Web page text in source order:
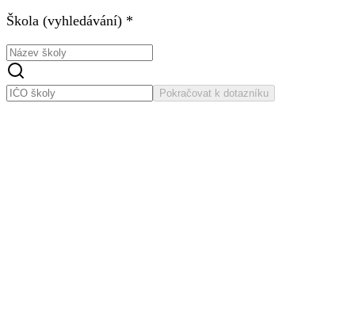
Škola (vyhledávání) *
Pokračovat k dotazníku